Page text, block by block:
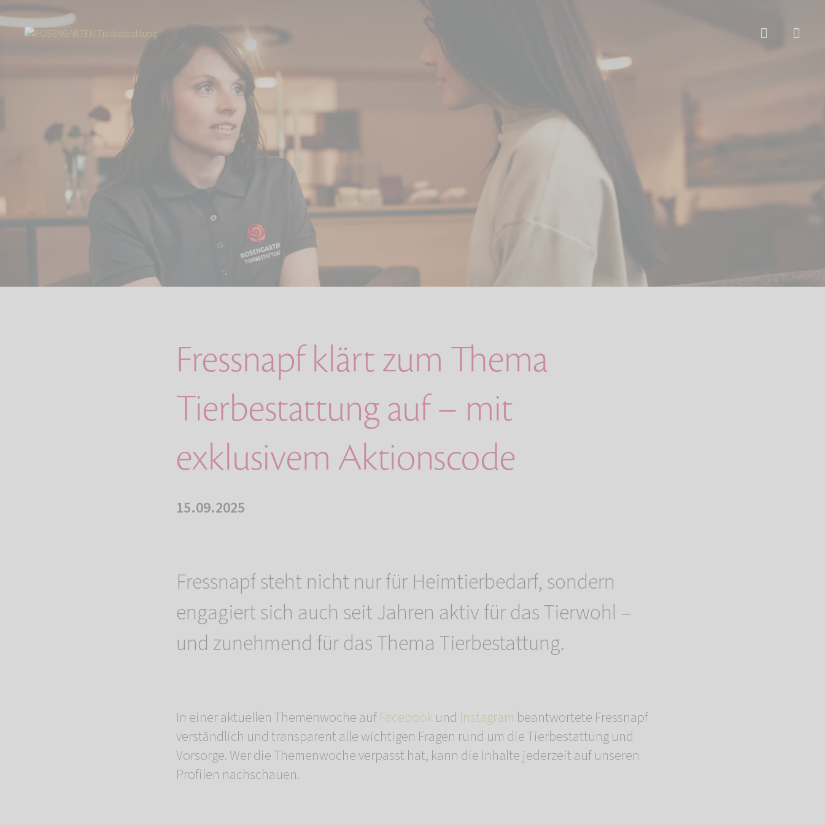
Fressnapf klärt zum Thema Tierbestattung auf – mit exklusivem Aktionscode
Fressnapf klärt zum Thema
Tierbestattung auf – mit
exklusivem Aktionscode
15.09.2025
Fressnapf steht nicht nur für Heimtierbedarf, sondern
engagiert sich auch seit Jahren aktiv für das Tierwohl –
und zunehmend für das Thema Tierbestattung.
In einer aktuellen Themenwoche aufFacebookund Instagram beantwortete Fressnapf
verständlich und transparent alle wichtigen Fragen rund um die Tierbestattung und
Vorsorge. Wer die Themenwoche verpasst hat, kann die Inhalte jederzeit auf unseren
Profilen nachschauen.